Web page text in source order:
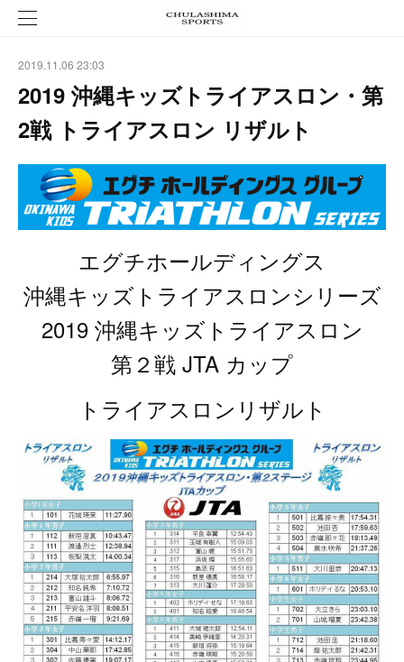
2019.11.06 23:03
2019 沖縄キッズトライアスロン・第
2戦 トライアスロン リザルト
エグチホールディングス
沖縄キッズトライアスロンシリーズ
2019 沖縄キッズトライアスロン
第２戦 JTA カップ
トライアスロンリザルト